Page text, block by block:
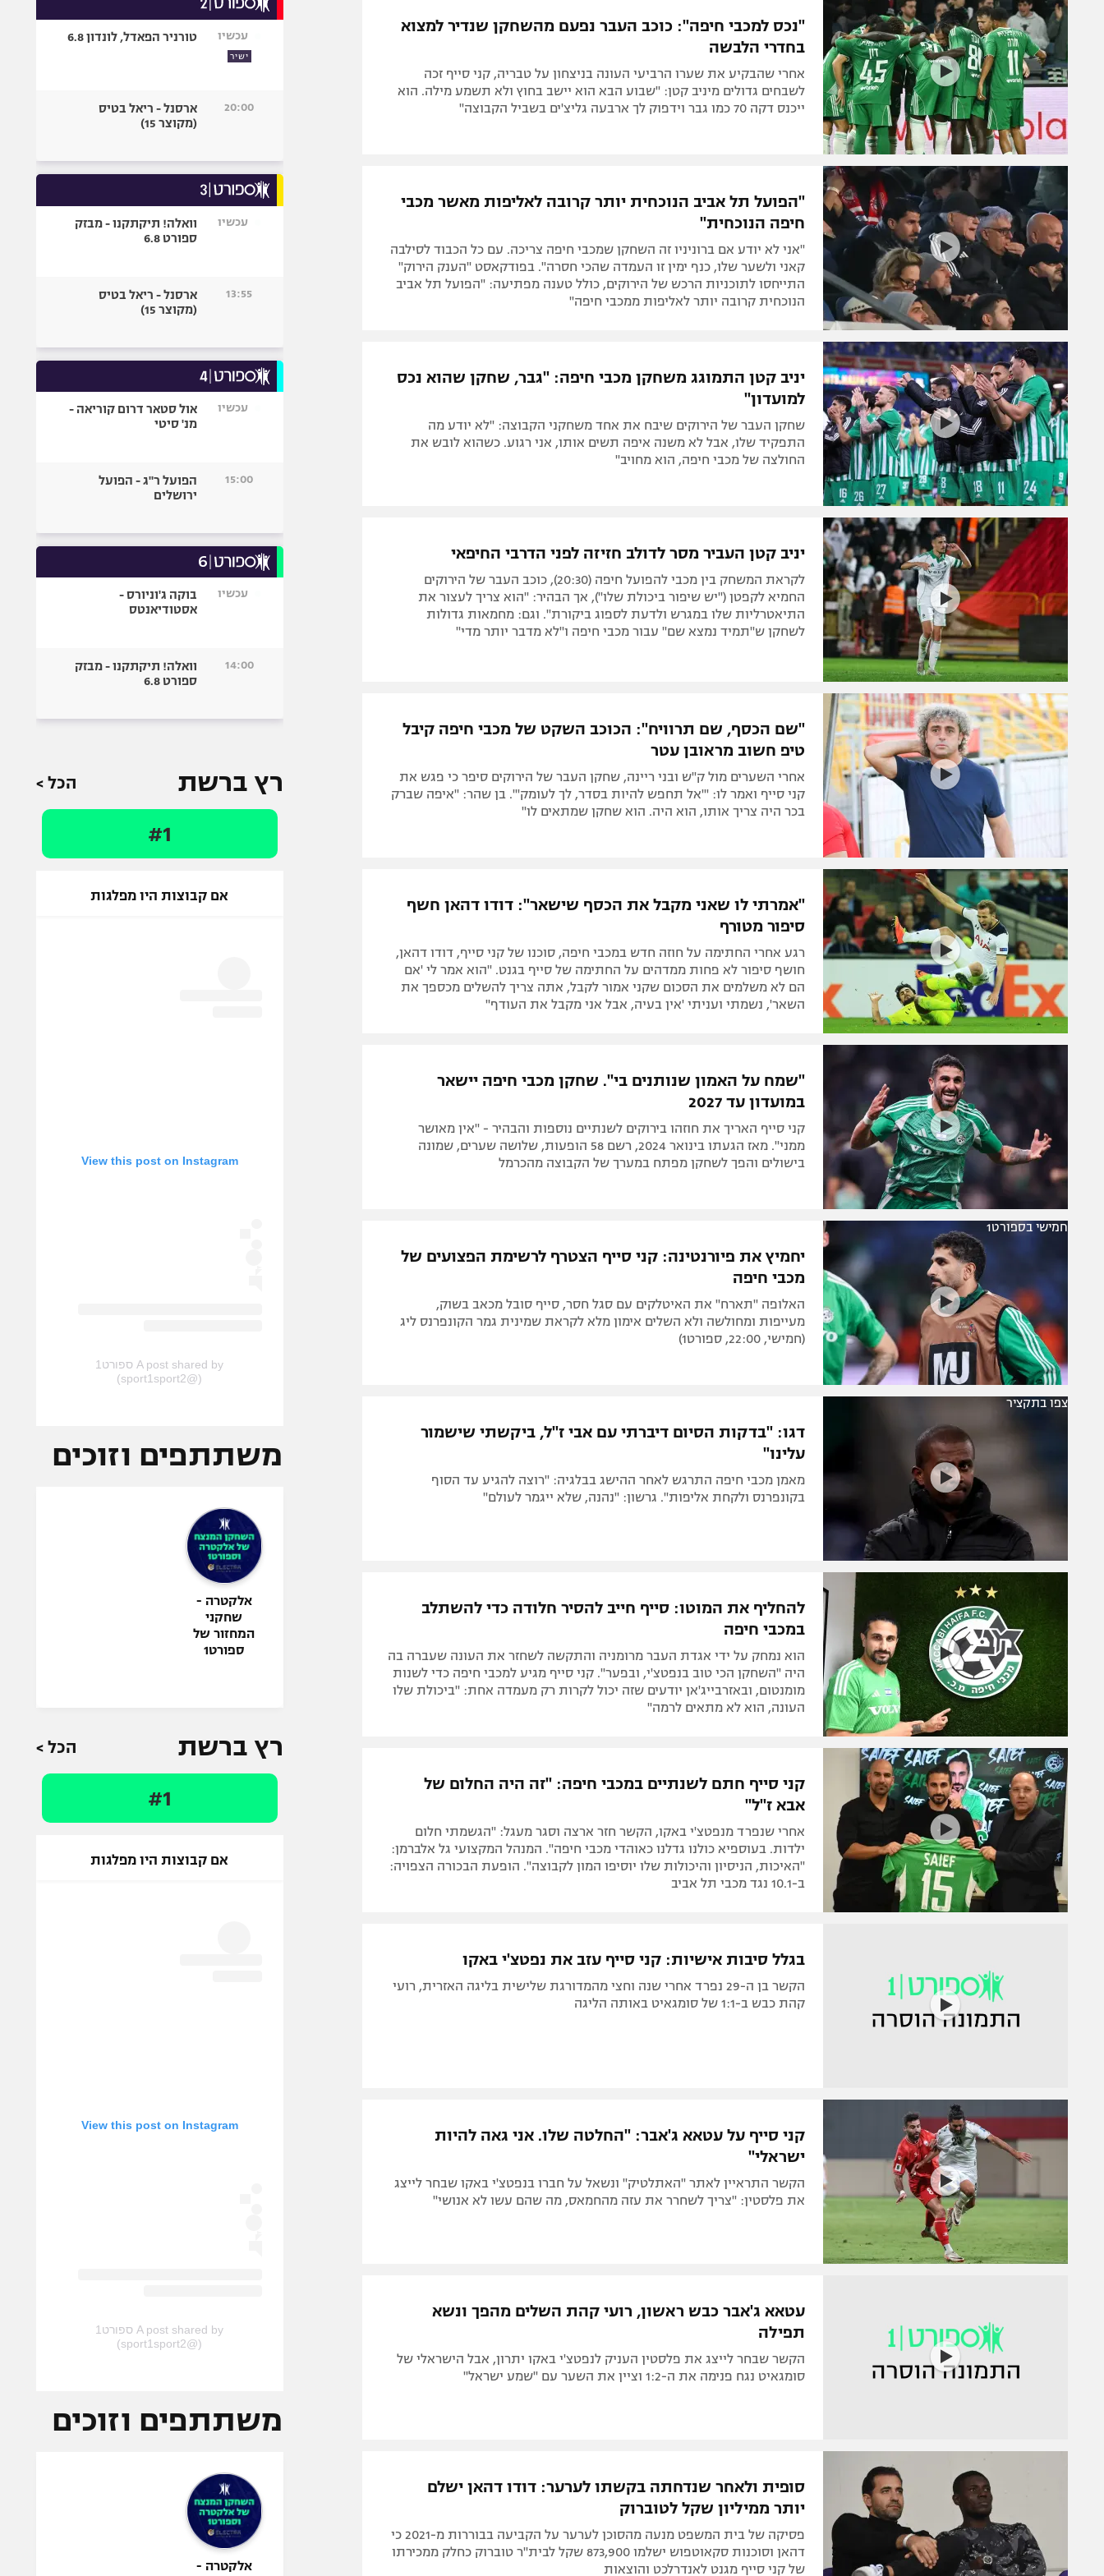
תקנון משתתפים וזוכים בפרסים
תקנון עבור פעילות אלקטרה
תקנון עבור פעילות ספורט 1 – "מרלן"
טניס
גיימינג E-Sports
תנאי שימוש
מדיניות פרטיות
תקנון פעילות ספורט 1
רשיון להקרנה פומבית לבית עסק
הצטרפות לחבילת הערוצים
לוח דרושים – ג'ובנט
תגיות
המגזין
הפועל חיפה
מכבי נתניה
בני יהודה
ספורט מוטורי
בייסבול MLB
גיימינג E-Sports
"נכס למכבי חיפה": כוכב העבר נפעם מהשחקן שנדיר למצוא
בחדרי הלבשה
אחרי שהבקיע את שערו הרביעי העונה בניצחון על טבריה, קני סייף זכה
לשבחים גדולים מיניב קטן: "שבוע הבא הוא יישב בחוץ ולא תשמע מילה. הוא
ייכנס דקה 70 כמו גבר וידפוק לך ארבעה גליצ'ים בשביל הקבוצה"
"הפועל תל אביב הנוכחית יותר קרובה לאליפות מאשר מכבי
חיפה הנוכחית"
"אני לא יודע אם ברוניניו זה השחקן שמכבי חיפה צריכה. עם כל הכבוד לסילבה
קאני ולשער שלו, כנף ימין זו העמדה שהכי חסרה". בפודקאסט "הענק הירוק"
התייחסו לתוכניות הרכש של הירוקים, כולל טענה מפתיעה: "הפועל תל אביב
הנוכחית קרובה יותר לאליפות ממכבי חיפה"
יניב קטן התמוגג משחקן מכבי חיפה: "גבר, שחקן שהוא נכס
למועדון"
שחקן העבר של הירוקים שיבח את אחד משחקני הקבוצה: "לא יודע מה
התפקיד שלו, אבל לא משנה איפה תשים אותו, אני רגוע. כשהוא לובש את
החולצה של מכבי חיפה, הוא מחויב"
יניב קטן העביר מסר לדולב חזיזה לפני הדרבי החיפאי
לקראת המשחק בין מכבי להפועל חיפה (20:30), כוכב העבר של הירוקים
החמיא לקפטן ("יש שיפור ביכולת שלו"), אך הבהיר: "הוא צריך לעצור את
התיאטרליות שלו במגרש ולדעת לספוג ביקורת". וגם: מחמאות גדולות
לשחקן ש"תמיד נמצא שם" עבור מכבי חיפה ו"לא מדבר יותר מדי"
"שם הכסף, שם תרוויח": הכוכב השקט של מכבי חיפה קיבל
טיפ חשוב מראובן עטר
אחרי השערים מול ק"ש ובני ריינה, שחקן העבר של הירוקים סיפר כי פגש את
קני סייף ואמר לו: "'אל תחפש להיות בסדר, לך לעומק'". בן שהר: "איפה שברק
בכר היה צריך אותו, הוא היה. הוא שחקן שמתאים לו"
"אמרתי לו שאני מקבל את הכסף שישאר": דודו דהאן חשף
סיפור מטורף
רגע אחרי החתימה על חוזה חדש במכבי חיפה, סוכנו של קני סייף, דודו דהאן,
חושף סיפור לא פחות ממדהים על החתימה של סייף בגנט. "הוא אמר לי 'אם
הם לא משלמים את הסכום שקני אמור לקבל, אתה צריך להשלים מכספך את
השאר', נשמתי ועניתי 'אין בעיה, אבל אני מקבל את העודף"
"שמח על האמון שנותנים בי". שחקן מכבי חיפה יישאר
במועדון עד 2027
קני סייף האריך את חוזהו בירוקים לשנתיים נוספות והבהיר - "אין מאושר
ממני". מאז הגעתו בינואר 2024, רשם 58 הופעות, שלושה שערים, שמונה
בישולים והפך לשחקן מפתח במערך של הקבוצה מהכרמל
חמישי בספורט1
יחמיץ את פיורנטינה: קני סייף הצטרף לרשימת הפצועים של
מכבי חיפה
האלופה "תארח" את האיטלקים עם סגל חסר, סייף סובל מכאב בשוק,
מעייפות ומחולשה ולא השלים אימון מלא לקראת שמינית גמר הקונפרנס ליג
(חמישי, 22:00, ספורט1)
צפו בתקציר
דגו: "בדקות הסיום דיברתי עם אבי ז"ל, ביקשתי שישמור
עלינו"
מאמן מכבי חיפה התרגש לאחר ההישג בבלגיה: "רוצה להגיע עד הסוף
בקונפרנס ולקחת אליפות". גרשון: "נהנה, שלא ייגמר לעולם"
להחליף את המוטו: סייף חייב להסיר חלודה כדי להשתלב
במכבי חיפה
הוא נמחק על ידי אגדת העבר מרומניה והתקשה לשחזר את העונה שעברה בה
היה "השחקן הכי טוב בנפטצ'י, ובפער". קני סייף מגיע למכבי חיפה כדי לשנות
מומנטום, ובאזרבייג'אן יודעים שזה יכול לקרות רק מעמדה אחת: "ביכולת שלו
העונה, הוא לא מתאים לרמה"
קני סייף חתם לשנתיים במכבי חיפה: "זה היה החלום של
אבא ז"ל"
אחרי שנפרד מנפטצ'י באקו, הקשר חזר ארצה וסגר מעגל: "הגשמתי חלום
ילדות. בעוספיא כולנו גדלנו כאוהדי מכבי חיפה". המנהל המקצועי גל אלברמן:
"האיכות, הניסיון והיכולות שלו יוסיפו המון לקבוצה". הופעת הבכורה הצפויה:
ב-10.1 נגד מכבי תל אביב
בגלל סיבות אישיות: קני סייף עזב את נפטצ'י באקו
הקשר בן ה-29 נפרד אחרי שנה וחצי מהמדורגת שלישית בליגה האזרית, רועי
קהת כבש ב-1:1 של סומגאיט באותה הליגה
קני סייף על עטאא ג'אבר: "החלטה שלו. אני גאה להיות
ישראלי"
הקשר התראיין לאתר "האתלטיק" ונשאל על חברו בנפטצ'י באקו שבחר לייצג
את פלסטין: "צריך לשחרר את עזה מהחמאס, מה שהם עשו לא אנושי"
עטאא ג'אבר כבש ראשון, רועי קהת השלים מהפך ונשא
תפילה
הקשר שבחר לייצג את פלסטין העניק לנפטצ'י באקו יתרון, אבל הישראלי של
סומגאיט נגח פנימה את ה-1:2 וציין את השער עם "שמע ישראל"
סופית ולאחר שנדחתה בקשתו לערער: דודו דהאן ישלם
יותר ממיליון שקל לטוברוק
פסיקה של בית המשפט מנעה מהסוכן לערער על הקביעה בבוררות מ-2021 כי
דהאן וסוכנות סקאוטפוש ישלמו 873,900 שקל לבית"ר טוברוק כחלק ממכירתו
של קני סייף מגנט לאנדרלכט והוצאות
עכשיו
ישיר
טורניר הפאדל, לונדון 6.8
20:00
ארסנל - ריאל בטיס
(מקוצר 15)
עכשיו
וואלה! תיקתקנו - מבזק
ספורט 6.8
13:55
ארסנל - ריאל בטיס
(מקוצר 15)
עכשיו
אול סטאר דרום קוריאה -
מנ' סיטי
15:00
הפועל ר"ג - הפועל
ירושלים
עכשיו
בוקה ג'וניורס -
אסטודיאנטס
14:00
וואלה! תיקתקנו - מבזק
ספורט 6.8
רץ ברשת הכל >
#1
אם קבוצות היו מפלגות
View this post on Instagram
A post shared by ספורט1
(@sport1sport2)
משתתפים וזוכים
אלקטרה -
שחקני
המחזור של
ספורט1
רץ ברשת הכל >
#1
אם קבוצות היו מפלגות
View this post on Instagram
A post shared by ספורט1
(@sport1sport2)
משתתפים וזוכים
אלקטרה -